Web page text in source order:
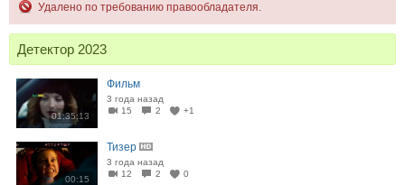
Удалено по требованию правообладателя.
Детектор 2023
01:35:13
Фильм
3 года назад
15
2 +1
00:15
Тизер
3 года назад
12
2 0